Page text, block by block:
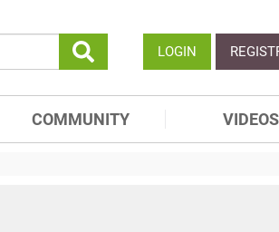
LOGIN
COMMUNITY VIDEOS